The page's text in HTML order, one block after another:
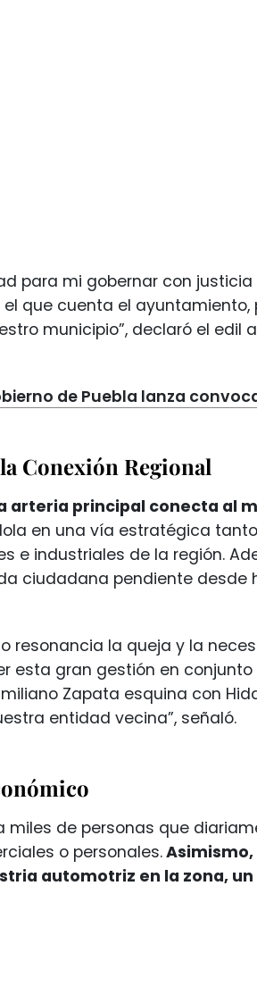
para mi gobernar con
que cuenta el
municipio”, declaró el edil
de Puebla lanza
Conexión Regional
arteria principal conecta al
en una vía estratégica
e industriales de la región.
ciudadana pendiente desde
resonancia la queja y la
esta gran gestión en
Zapata esquina con
entidad vecina”, señaló.
miles de personas que
o personales.
automotriz en la zona,